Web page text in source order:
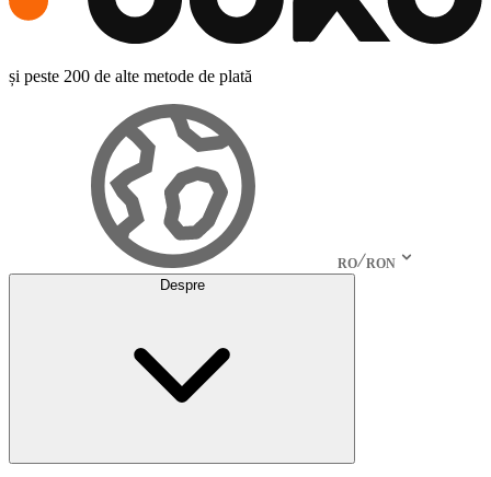
și peste 200 de alte metode de plată
RO RON
Despre